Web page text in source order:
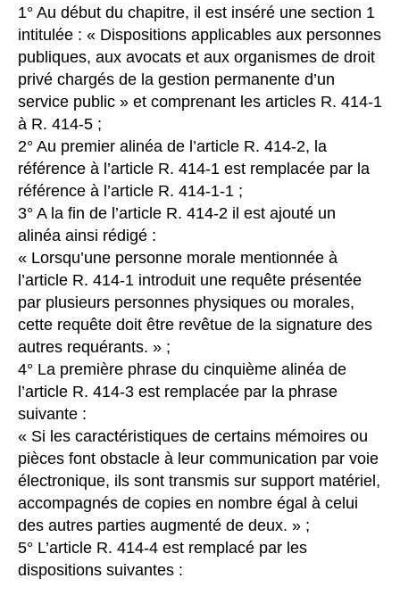
1° Au début du chapitre, il est inséré une section 1
intitulée : « Dispositions applicables aux personnes
publiques, aux avocats et aux organismes de droit
privé chargés de la gestion permanente d’un
service public » et comprenant les articles R. 414-1
à R. 414-5 ;
2° Au premier alinéa de l’article R. 414-2, la
référence à l’article R. 414-1 est remplacée par la
référence à l’article R. 414-1-1 ;
3° A la fin de l’article R. 414-2 il est ajouté un
alinéa ainsi rédigé :
« Lorsqu’une personne morale mentionnée à
l’article R. 414-1 introduit une requête présentée
par plusieurs personnes physiques ou morales,
cette requête doit être revêtue de la signature des
autres requérants. » ;
4° La première phrase du cinquième alinéa de
l’article R. 414-3 est remplacée par la phrase
suivante :
« Si les caractéristiques de certains mémoires ou
pièces font obstacle à leur communication par voie
électronique, ils sont transmis sur support matériel,
accompagnés de copies en nombre égal à celui
des autres parties augmenté de deux. » ;
5° L’article R. 414-4 est remplacé par les
dispositions suivantes :